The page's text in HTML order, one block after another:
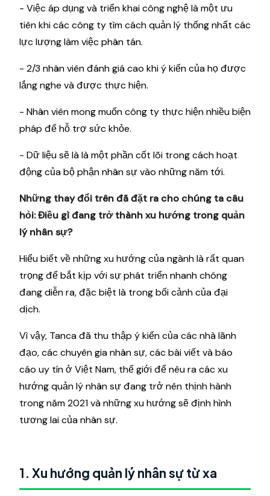
- Việc áp dụng và triển khai công nghệ là một ưu
tiên khi các công ty tìm cách quản lý thống nhất các
lực lượng làm việc phân tán.
- 2/3 nhân viên đánh giá cao khi ý kiến của họ được
lắng nghe và được thực hiện.
- Nhân viên mong muốn công ty thực hiện nhiều biện
pháp để hỗ trợ sức khỏe.
- Dữ liệu sẽ là là một phần cốt lõi trong cách hoạt
động của bộ phận nhân sự vào những năm tới.
Những thay đổi trên đã đặt ra cho chúng ta câu
hỏi: Điều gì đang trở thành xu hướng trong quản
lý nhân sự?
Hiểu biết về những xu hướng của ngành là rất quan
trọng để bắt kịp với sự phát triển nhanh chóng
đang diễn ra, đặc biệt là trong bối cảnh của đại
dịch.
Vì vậy, Tanca đã thu thập ý kiến của các nhà lãnh
đạo, các chuyên gia nhân sự, các bài viết và báo
cáo uy tín ở Việt Nam, thế giới để nêu ra các xu
hướng quản lý nhân sự đang trở nên thịnh hành
trong năm 2021 và những xu hướng sẽ định hình
tương lai của nhân sự.
1. Xu hướng quản lý nhân sự từ xa